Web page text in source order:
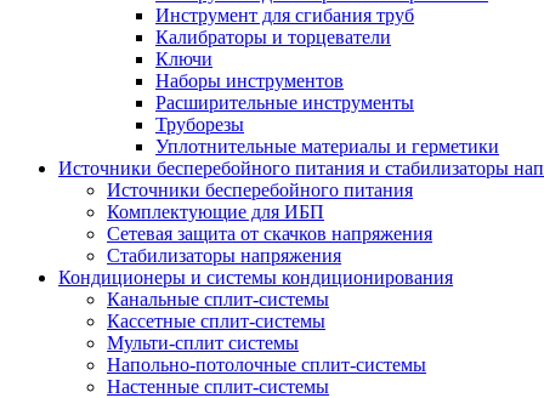
Инструмент для сгибания труб
Калибраторы и торцеватели
Ключи
Наборы инструментов
Расширительные инструменты
Труборезы
Уплотнительные материалы и герметики
Источники бесперебойного питания и стабилизаторы
Источники бесперебойного питания
Комплектующие для ИБП
Сетевая защита от скачков напряжения
Стабилизаторы напряжения
Кондиционеры и системы кондиционирования
Канальные сплит-системы
Кассетные сплит-системы
Мульти-сплит системы
Напольно-потолочные сплит-системы
Настенные сплит-системы